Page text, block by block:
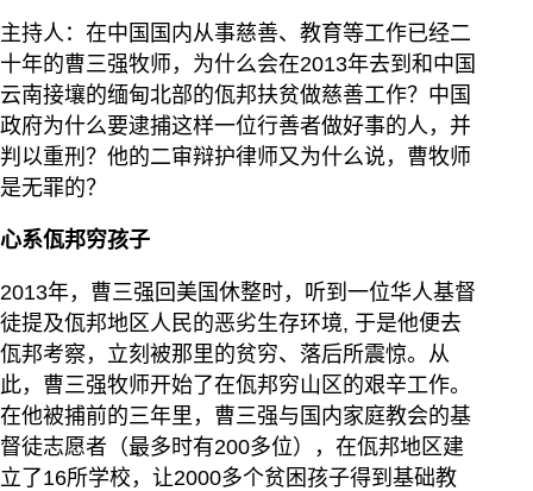
主持人：在中国国内从事慈善、教育等工作已经二
十年的曹三强牧师，为什么会在2013年去到和中国
云南接壤的缅甸北部的佤邦扶贫做慈善工作？中国
政府为什么要逮捕这样一位行善者做好事的人，并
判以重刑？他的二审辩护律师又为什么说，曹牧师
是无罪的？
心系佤邦穷孩子
2013年，曹三强回美国休整时，听到一位华人基督
徒提及佤邦地区人民的恶劣生存环境, 于是他便去
佤邦考察，立刻被那里的贫穷、落后所震惊。从
此，曹三强牧师开始了在佤邦穷山区的艰辛工作。
在他被捕前的三年里，曹三强与国内家庭教会的基
督徒志愿者（最多时有200多位），在佤邦地区建
立了16所学校，让2000多个贫困孩子得到基础教